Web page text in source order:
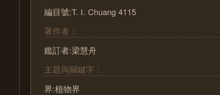
編目號:T. I. Chuang 4115
著作者：
鑑訂者:梁慧舟
主題與關鍵字：
界:植物界